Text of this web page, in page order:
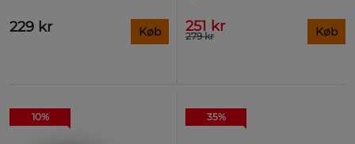
229 kr Køb 251 kr
279 kr Køb
10% 35%